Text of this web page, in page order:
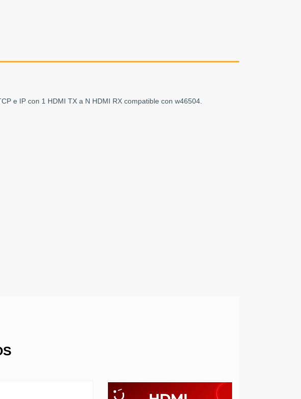
e IP con 1 HDMI TX a N HDMI RX compatible con w46504.